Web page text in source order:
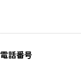
電話番号